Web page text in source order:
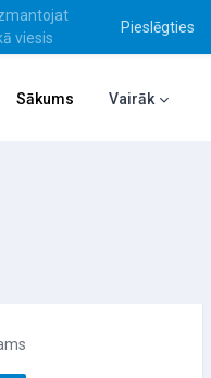
viesis
Pieslēgties
Sākums Vairāk